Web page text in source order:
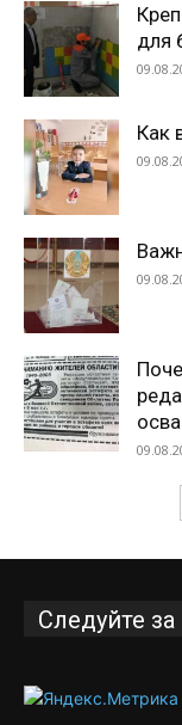
для
Как
Следуйте